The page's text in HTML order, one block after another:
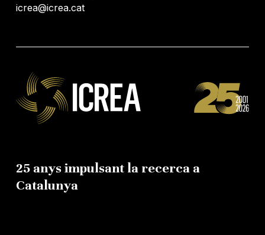
icrea@icrea.cat
25 anys impulsant la recerca a
Catalunya